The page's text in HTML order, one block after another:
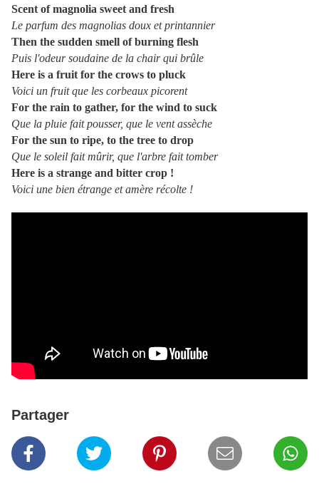
Scent of magnolia sweet and fresh
Le parfum des magnolias doux et printannier
Then the sudden smell of burning flesh
Puis l'odeur soudaine de la chair qui brûle
Here is a fruit for the crows to pluck
Voici un fruit que les corbeaux picorent
For the rain to gather, for the wind to suck
Que la pluie fait pousser, que le vent assèche
For the sun to ripe, to the tree to drop
Que le soleil fait mûrir, que l'arbre fait tomber
Here is a strange and bitter crop !
Voici une bien étrange et amère récolte !
Partager